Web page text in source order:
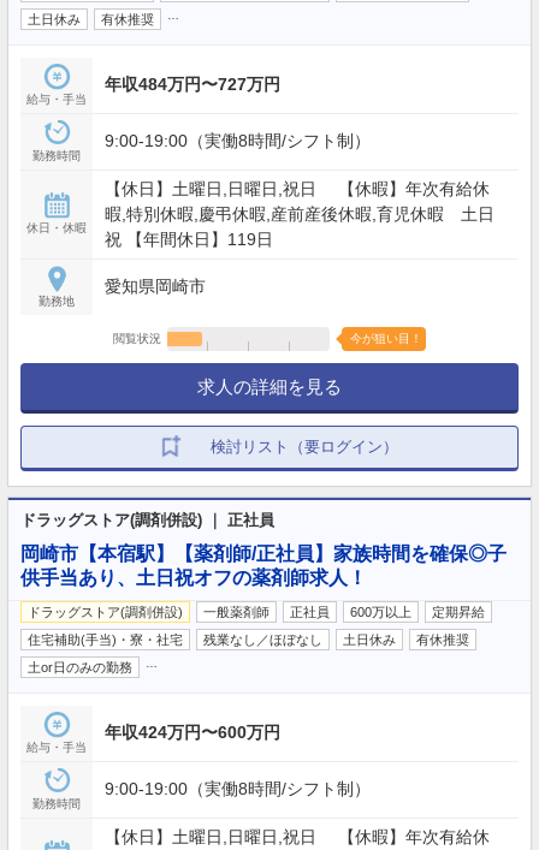
土日休み 有休推奨
給与・手当
年収484万円〜727万円
勤務時間
9:00-19:00（実働8時間/シフト制）
休日・休暇
【休日】土曜日,日曜日,祝日 【休暇】年次有給休
暇,特別休暇,慶弔休暇,産前産後休暇,育児休暇 土日
祝 【年間休日】119日
勤務地
愛知県岡崎市
閲覧状況 今が狙い目！
求人の詳細を見る
検討リスト（要ログイン）
ドラッグストア(調剤併設) ｜ 正社員
岡崎市【本宿駅】【薬剤師/正社員】家族時間を確保◎子
供手当あり、土日祝オフの薬剤師求人！
ドラッグストア(調剤併設) 一般薬剤師 正社員 600万以上
定期昇給
住宅補助(手当)・寮・社宅
残業なし／ほぼなし 土日休み
有休推奨
土or日のみの勤務
給与・手当
年収424万円〜600万円
勤務時間
9:00-19:00（実働8時間/シフト制）
【休日】土曜日,日曜日,祝日 【休暇】年次有給休